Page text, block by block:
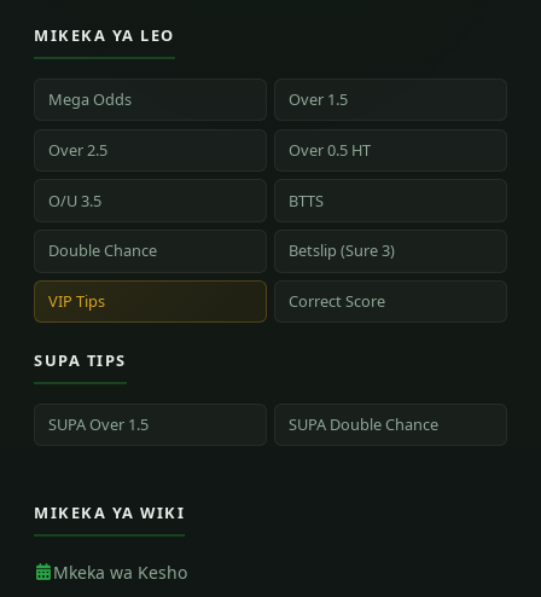
MIKEKA YA LEO
Mega Odds Over 1.5
Over 2.5 Over 0.5 HT
O/U 3.5 BTTS
Double Chance Betslip (Sure 3)
VIP Tips Correct Score
SUPA TIPS
SUPA Over 1.5 SUPA Double Chance
MIKEKA YA WIKI
Mkeka wa Kesho